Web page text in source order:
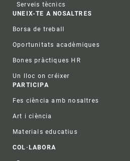
Serveis tècnics
UNEIX-TE A NOSALTRES
Borsa de treball
Oportunitats acadèmiques
Bones pràctiques HR
Un lloc on créixer
PARTICIPA
Fes ciència amb nosaltres
Art i ciència
Materials educatius
COL·LABORA